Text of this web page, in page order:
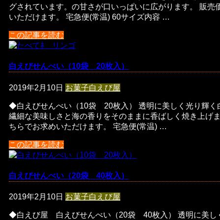
グされています。の甘さが口いっぱいに広がります。 販売
いただけます。 宅急便(常温) 60サイズ内容 …
この記事を読む
白えびせんべい（10袋 20枚入）
2019年2月10日 お菓子白えび屋
◆白えびせんべい（10袋 20枚入） 透明に美しく光り輝く
繊細な美味しさと海の香りをそのままに香ばしく焼き上げ
ちらでお求めいただけます。 宅急便(常温) …
この記事を読む
白えびせんべい（20袋 40枚入）
2019年2月10日 お菓子白えび屋
◆白えび屋 白えびせんべい（20袋 40枚入） 透明に美し